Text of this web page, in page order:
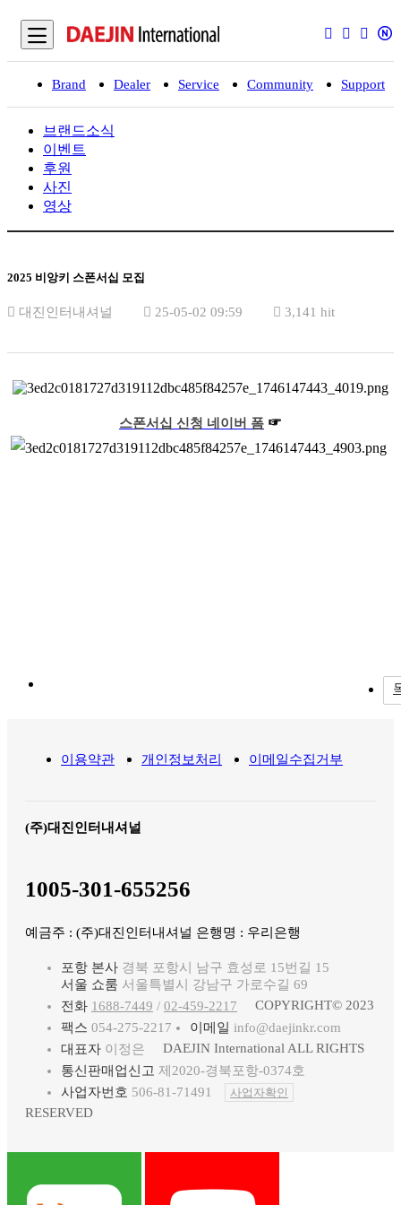
Brand Dealer Service Community
Support
브랜드소식
이벤트
후원
사진
영상
2025 비앙키 스폰서십 모집
대진인터내셔널 25-05-02 09:59 3,141 hit
스폰서십 신청 네이버 폼 ☞
이용약관 개인정보처리 이메일수집거부
(주)대진인터내셔널
1005-301-655256
예금주 : (주)대진인터내셔널 은행명 : 우리은행
포항 본사 경북 포항시 남구 효성로 15번길 15
서울 쇼룸 서울특별시 강남구 가로수길 69
전화 1688-7449 / 02-459-2217
팩스 054-275-2217 이메일 info@daejinkr.com
대표자 이정은
통신판매업신고 제2020-경북포항-0374호
사업자번호 506-81-71491 사업자확인
COPYRIGHT© 2023
DAEJIN International ALL RIGHTS
RESERVED